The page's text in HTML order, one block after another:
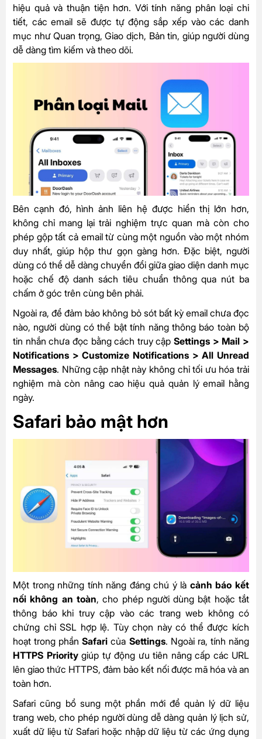
hiệu quả và thuận tiện hơn. Với tính năng phân loại chi
tiết, các email sẽ được tự động sắp xếp vào các danh
mục như Quan trọng, Giao dịch, Bản tin, giúp người dùng
dễ dàng tìm kiếm và theo dõi.
Bên cạnh đó, hình ảnh liên hệ được hiển thị lớn hơn,
không chỉ mang lại trải nghiệm trực quan mà còn cho
phép gộp tất cả email từ cùng một nguồn vào một nhóm
duy nhất, giúp hộp thư gọn gàng hơn. Đặc biệt, người
dùng có thể dễ dàng chuyển đổi giữa giao diện danh mục
hoặc chế độ danh sách tiêu chuẩn thông qua nút ba
chấm ở góc trên cùng bên phải.
Ngoài ra, để đảm bảo không bỏ sót bất kỳ email chưa đọc
nào, người dùng có thể bật tính năng thông báo toàn bộ
tin nhắn chưa đọc bằng cách truy cậpSettings > Mail >
Notifications > Customize Notifications > All Unread
Messages. Những cập nhật này không chỉ tối ưu hóa trải
nghiệm mà còn nâng cao hiệu quả quản lý email hằng
ngày.
Safari bảo mật hơn
Một trong những tính năng đáng chú ý là cảnh báo kết
nối không an toàn, cho phép người dùng bật hoặc tắt
thông báo khi truy cập vào các trang web không có
chứng chỉ SSL hợp lệ. Tùy chọn này có thể được kích
hoạt trong phầnSafari của Settings. Ngoài ra, tính năng
HTTPS Prioritygiúp tự động ưu tiên nâng cấp các URL
lên giao thức HTTPS, đảm bảo kết nối được mã hóa và an
toàn hơn.
Safari cũng bổ sung một phần mới để quản lý dữ liệu
trang web, cho phép người dùng dễ dàng quản lý lịch sử,
xuất dữ liệu từ Safari hoặc nhập dữ liệu từ các ứng dụng